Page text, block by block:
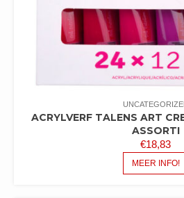
ACRYLVERF TALENS ART
ASSORTI
€18,83
MEER INFO!